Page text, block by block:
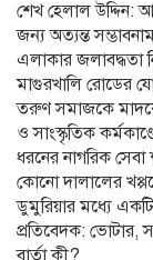
শেখ হেলাল উদ্দিন:
জন্য অত্যন্ত
এলাকার জলাবদ্ধতা
মাগুরখালি রোডের
তরুণ সমাজকে
ও সাংস্কৃতিক
ধরনের নাগরিক
কোনো দালালের
ডুমুরিয়ার মধ্যে
প্রতিবেদক: ভোটার,
বার্তা কী?